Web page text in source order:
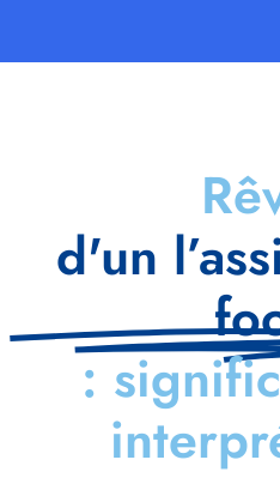
d'un
: